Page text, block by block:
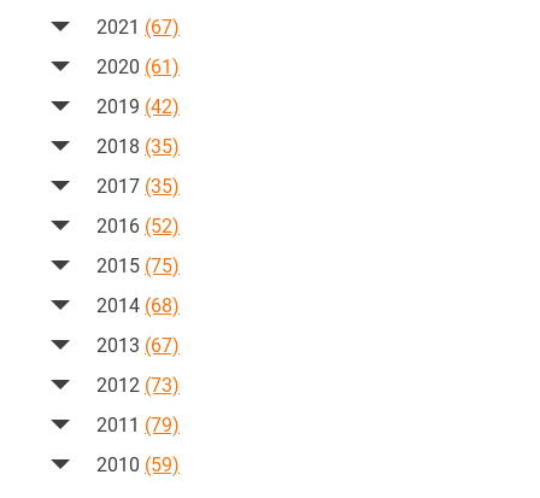
2021 (67)
2020 (61)
2019 (42)
2018 (35)
2017 (35)
2016 (52)
2015 (75)
2014 (68)
2013 (67)
2012 (73)
2011 (79)
2010 (59)